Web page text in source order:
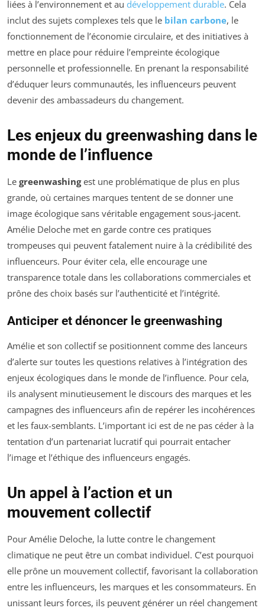
liées à l’environnement et au développement durable. Cela
inclut des sujets complexes tels que le bilan carbone, le
fonctionnement de l’économie circulaire, et des initiatives à
mettre en place pour réduire l’empreinte écologique
personnelle et professionnelle. En prenant la responsabilité
d’éduquer leurs communautés, les influenceurs peuvent
devenir des ambassadeurs du changement.
Les enjeux du greenwashing dans le
monde de l’influence
Le greenwashingest une problématique de plus en plus
grande, où certaines marques tentent de se donner une
image écologique sans véritable engagement sous-jacent.
Amélie Deloche met en garde contre ces pratiques
trompeuses qui peuvent fatalement nuire à la crédibilité des
influenceurs. Pour éviter cela, elle encourage une
transparence totale dans les collaborations commerciales et
prône des choix basés sur l’authenticité et l’intégrité.
Anticiper et dénoncer le greenwashing
Amélie et son collectif se positionnent comme des lanceurs
d’alerte sur toutes les questions relatives à l’intégration des
enjeux écologiques dans le monde de l’influence. Pour cela,
ils analysent minutieusement le discours des marques et les
campagnes des influenceurs afin de repérer les incohérences
et les faux-semblants. L’important ici est de ne pas céder à la
tentation d’un partenariat lucratif qui pourrait entacher
l’image et l’éthique des influenceurs engagés.
Un appel à l’action et un
mouvement collectif
Pour Amélie Deloche, la lutte contre le changement
climatique ne peut être un combat individuel. C’est pourquoi
elle prône un mouvement collectif, favorisant la collaboration
entre les influenceurs, les marques et les consommateurs. En
unissant leurs forces, ils peuvent générer un réel changement